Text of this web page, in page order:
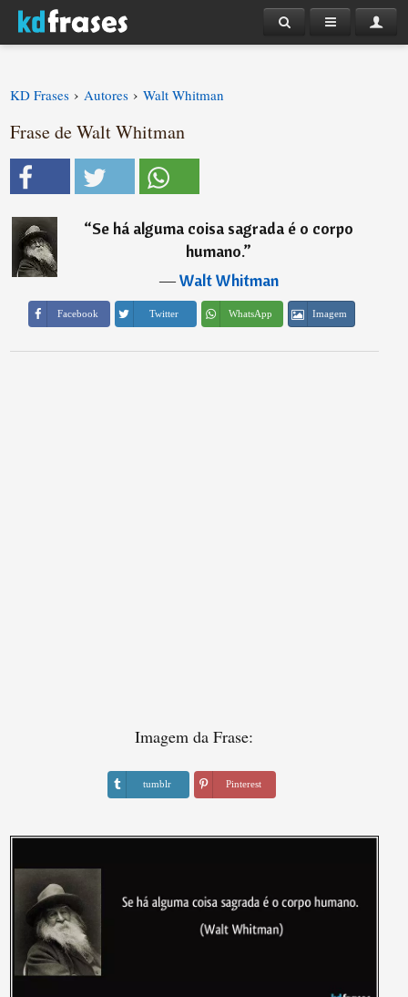
KD Frases › Autores › Walt Whitman
Frase de Walt Whitman
“Se há alguma coisa sagrada é o corpo
humano.”
―Walt Whitman
Facebook Twitter WhatsApp Imagem
Imagem da Frase:
tumblr Pinterest